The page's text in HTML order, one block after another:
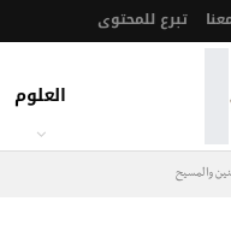
تبرع للمحتوى
العلوم
والمسيح